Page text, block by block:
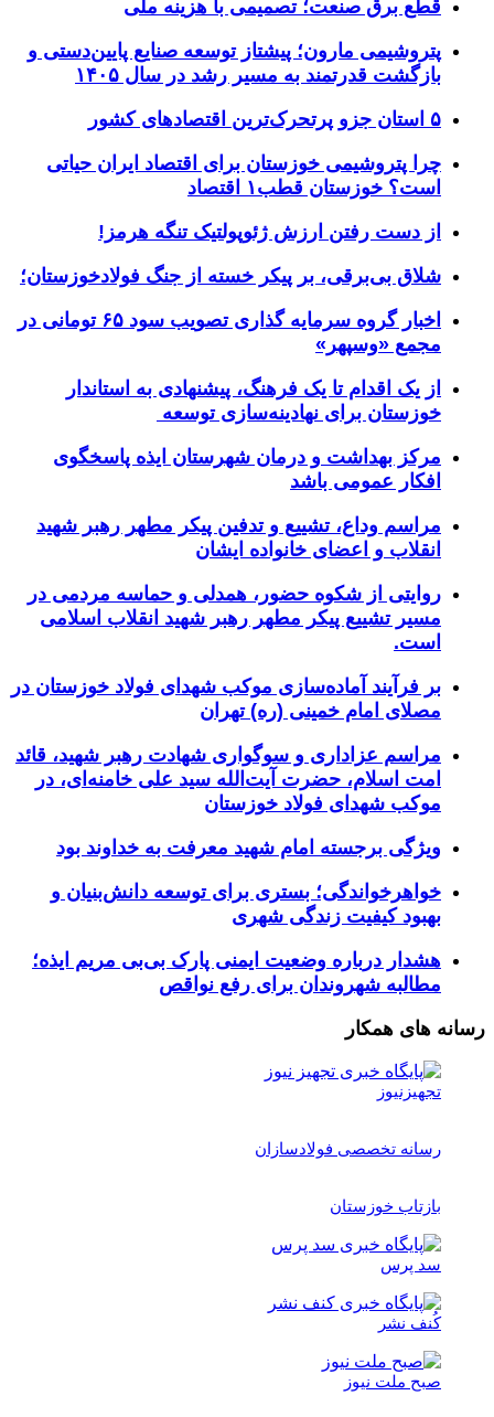
قطع برق صنعت؛ تصمیمی با هزینه ملی
پتروشیمی مارون؛ پیشتاز توسعه صنایع پایین‌دستی و
بازگشت قدرتمند به مسیر رشد در سال ۱۴۰۵
۵ استان جزو پرتحرک‌ترین اقتصاد‌های کشور
چرا پتروشیمی خوزستان برای اقتصاد ایران حیاتی
است؟ خوزستان قطب۱ اقتصاد
از دست رفتن ارزش ژئوپولتیک تنگه هرمز!
شلاق‌ بی‌برقی، بر پیکر خسته‌ از جنگ فولادخوزستان؛
اخبار گروه سرمایه گذاری تصویب سود ۶۵ تومانی در
مجمع «وسپهر»
از یک اقدام تا یک فرهنگ، پیشنهادی به استاندار
خوزستان برای نهادینه‌سازی توسعه
مرکز بهداشت و درمان شهرستان ایذه پاسخگوی
افکار عمومی باشد
مراسم وداع، تشییع و تدفین پیکر مطهر رهبر شهید
انقلاب و اعضای خانواده ایشان
روایتی از شکوه حضور، همدلی و حماسه مردمی در
مسیر تشییع پیکر مطهر رهبر شهید انقلاب اسلامی
است.
بر فرآیند آماده‌سازی موکب شهدای فولاد خوزستان در
مصلای امام خمینی (ره) تهران
مراسم عزاداری و سوگواری شهادت رهبر شهید، قائد
امت اسلام، حضرت آیت‌الله سید علی خامنه‌ای، در
موکب شهدای فولاد خوزستان
ویژگی برجسته امام شهید معرفت به خداوند بود
خواهرخواندگی؛ بستری برای توسعه دانش‌بنیان و
بهبود کیفیت زندگی شهری
هشدار درباره وضعیت ایمنی پارک بی‌بی مریم ایذه؛
مطالبه شهروندان برای رفع نواقص
رسانه های همکار
تجهیزنیوز
رسانه تخصصی فولادسازان
بازتاب خوزستان
سد پرس
کُنف نشر
صبح ملت نیوز